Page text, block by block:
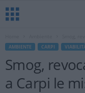
AMBIENTE CARPI
Smog,
a Carpi le